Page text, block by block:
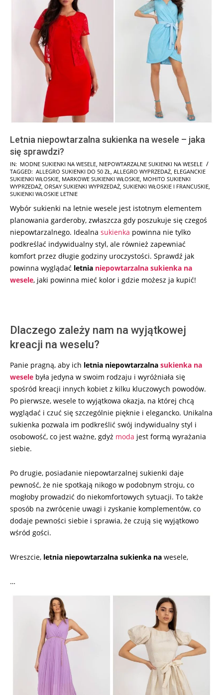
Letnia niepowtarzalna sukienka na wesele – jaka
się sprawdzi?
2024-
07-
04
IN: MODNE SUKIENKI NA WESELE NIEPOWTARZALNE SUKIENKI NA WESELE
TAGGED: ALLEGRO SUKIENKI DO 50 ZŁ ALLEGRO WYPRZEDAŻ ELEGANCKIE
SUKIENKI WŁOSKIE MARKOWE SUKIENKI WŁOSKIE MOHITO SUKIENKI
WYPRZEDAŻ ORSAY SUKIENKI WYPRZEDAŻ SUKIENKI WŁOSKIE I FRANCUSKIE
SUKIENKI WŁOSKIE LETNIE
Wybór sukienki na letnie wesele jest istotnym elementem
planowania garderoby, zwłaszcza gdy poszukuje się czegoś
niepowtarzalnego. Idealna sukienka powinna nie tylko
podkreślać indywidualny styl, ale również zapewniać
komfort przez długie godziny uroczystości. Sprawdź jak
powinna wyglądać letnia niepowtarzalna sukienka na
wesele, jaki powinna mieć kolor i gdzie możesz ja kupić!
Dlaczego zależy nam na wyjątkowej
kreacji na weselu?
Panie pragną, aby ich letnia niepowtarzalna sukienka na
wesele była jedyna w swoim rodzaju i wyróżniała się
spośród kreacji innych kobiet z kilku kluczowych powodów.
Po pierwsze, wesele to wyjątkowa okazja, na której chcą
wyglądać i czuć się szczególnie pięknie i elegancko. Unikalna
sukienka pozwala im podkreślić swój indywidualny styl i
osobowość, co jest ważne, gdyż moda jest formą wyrażania
siebie.
Po drugie, posiadanie niepowtarzalnej sukienki daje
pewność, że nie spotkają nikogo w podobnym stroju, co
mogłoby prowadzić do niekomfortowych sytuacji. To także
sposób na zwrócenie uwagi i zyskanie komplementów, co
dodaje pewności siebie i sprawia, że czują się wyjątkowo
wśród gości.
Wreszcie, letnia niepowtarzalna sukienka na wesele,
…